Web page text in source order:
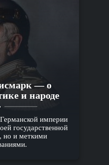
— о
и народе
империи
государственной
но и меткими